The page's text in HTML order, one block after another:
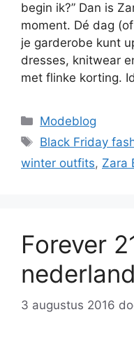
begin ik?” Dan is
moment. Dé dag
je garderobe kunt
dresses, knitwear
met flinke korting.
Categorieën
Modeblog
Tags
Black Friday
winter outfits, Zara
Forever
nederland
3 augustus 2016